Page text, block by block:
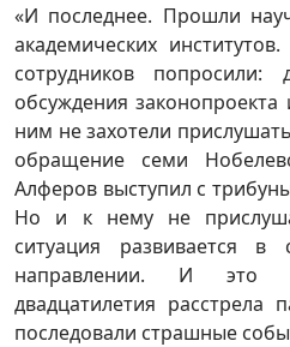
«И последнее. Прошли
академических
сотрудников
обсуждения
ним не захотели
обращение семи
Алферов выступил с
Но и к нему не
ситуация развивается в
направлении. И это
двадцатилетия расстрела
последовали страшные